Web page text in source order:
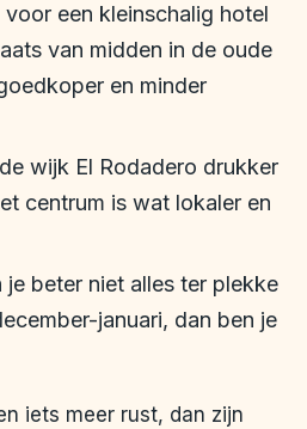
voor een kleinschalig hotel
van midden in de oude
en minder
wijk El Rodadero drukker
centrum is wat lokaler en
je beter niet alles ter plekke
januari, dan ben je
iets meer rust, dan zijn